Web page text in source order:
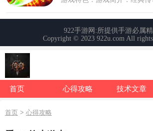
首页 心得攻略 技术文章
首页 > 心得攻略